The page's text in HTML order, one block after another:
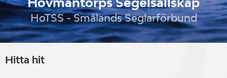
HoTSS - Smålands Seglarförbund
Hitta hit